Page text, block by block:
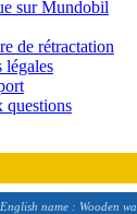
sur Mundobil
de rétractation
légales
questions
English name : Wooden